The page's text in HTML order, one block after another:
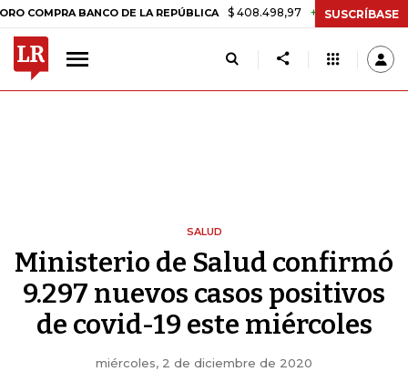
BANCO DE LA REPÚBLICA $ 408.498,97 +$ 8.753,81 +2,19%
SUSCRÍBASE
SALUD
Ministerio de Salud confirmó
9.297 nuevos casos positivos
de covid-19 este miércoles
miércoles, 2 de diciembre de 2020